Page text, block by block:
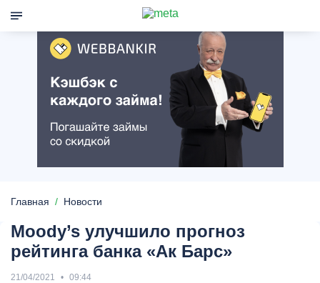
Главная Новости
Moody’s улучшило прогноз
рейтинга банка «Ак Барс»
21/04/2021 09:44